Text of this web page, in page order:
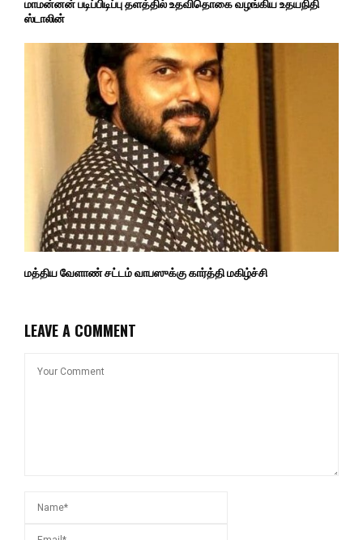
மாமன்னன் படிப்பிடிப்பு தளத்தில் உதவிதொகை வழங்கிய உதயநிதி
ஸ்டாலின்
மத்திய வேளாண் சட்டம் வாபஸுக்கு கார்த்தி மகிழ்ச்சி
LEAVE A COMMENT